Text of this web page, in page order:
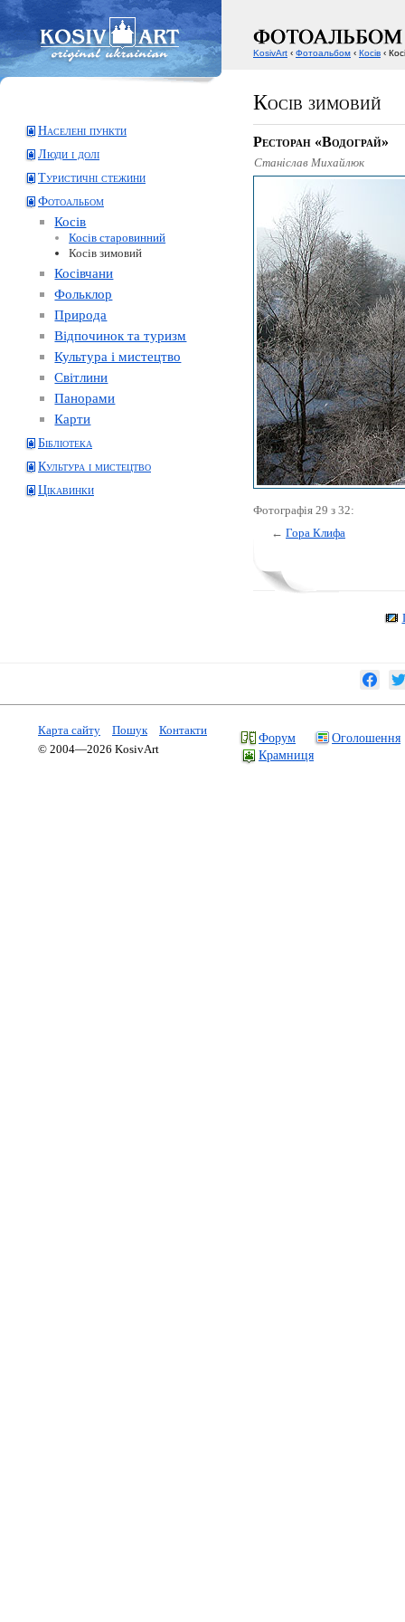
Косів зимовий
Населені пункти
Люди і долі
Туристичні стежини
Фотоальбом
Косів
Косів старовинний
Косів зимовий
Косівчани
Фольклор
Природа
Відпочинок та туризм
Культура і мистецтво
Світлини
Панорами
Карти
Бібліотека
Культура і мистецтво
Цікавинки
Ресторан «Водограй»
Станіслав Михайлюк
Фотографія 29 з 32:
← Гора Клифа
KosivArt ‹ Фотоальбом ‹ Косів ‹
Карта сайту Пошук
Контакти
© 2004—2026 KosivArt
Форум
Оголошення
Крамниця